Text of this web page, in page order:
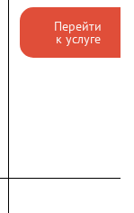
Перейти
к услуге